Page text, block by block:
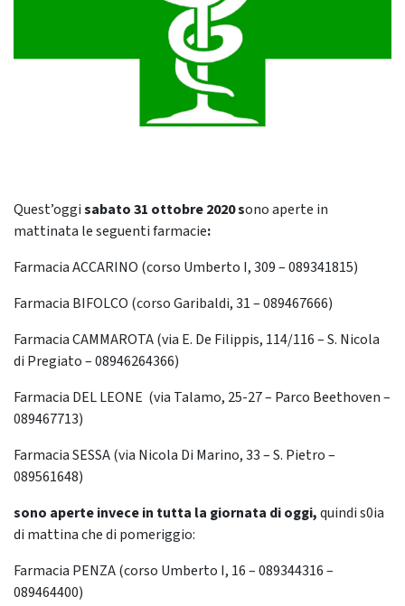
Quest’oggisabato 31 ottobre 2020 sono aperte in
mattinata le seguenti farmacie:
Farmacia ACCARINO (corso Umberto I, 309 – 089341815)
Farmacia BIFOLCO (corso Garibaldi, 31 – 089467666)
Farmacia CAMMAROTA (via E. De Filippis, 114/116 – S. Nicola
di Pregiato – 08946264366)
Farmacia DEL LEONE (via Talamo, 25-27 – Parco Beethoven –
089467713)
Farmacia SESSA (via Nicola Di Marino, 33 – S. Pietro –
089561648)
sono aperte invece in tutta la giornata di oggi,quindi s0ia
di mattina che di pomeriggio:
Farmacia PENZA (corso Umberto I, 16 – 089344316 –
089464400)